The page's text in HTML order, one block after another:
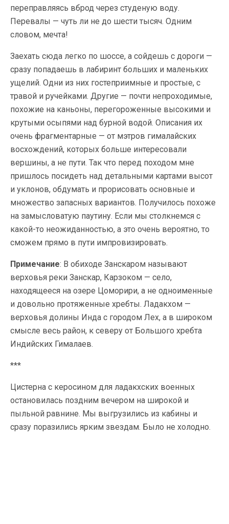
переправляясь вброд через студеную воду.
Перевалы — чуть ли не до шести тысяч. Одним
словом, мечта!
Заехать сюда легко по шоссе, а сойдешь с дороги —
сразу попадаешь в лабиринт больших и маленьких
ущелий. Одни из них гостеприимные и простые, с
травой и ручейками. Другие — почти непроходимые,
похожие на каньоны, перегороженные высокими и
крутыми осыпями над бурной водой. Описания их
очень фрагментарные — от мэтров гималайских
восхождений, которых больше интересовали
вершины, а не пути. Так что перед походом мне
пришлось посидеть над детальными картами высот
и уклонов, обдумать и прорисовать основные и
множество запасных вариантов. Получилось похоже
на замысловатую паутину. Если мы столкнемся с
какой-то неожиданностью, а это очень вероятно, то
сможем прямо в пути импровизировать.
Примечание: В обиходе Занскаром называют
верховья реки Занскар, Карзоком — село,
находящееся на озере Цоморири, а не одноименные
и довольно протяженные хребты. Ладакхом —
верховья долины Инда с городом Лех, а в широком
смысле весь район, к северу от Большого хребта
Индийских Гималаев.
***
Цистерна с керосином для ладакхских военных
остановилась поздним вечером на широкой и
пыльной равнине. Мы выгрузились из кабины и
сразу поразились ярким звездам. Было не холодно.